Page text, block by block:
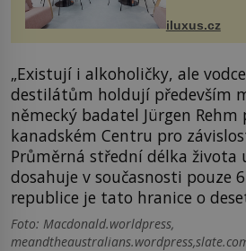
budov Media...
iluxus.cz
„Existují i alkoholičky, ale
destilátům holdují především
německý badatel Jürgen Rehm
kanadském Centru pro
Průměrná střední délka života
dosahuje v současnosti pouze
republice je tato hranice o
Foto: Macdonald.worldpress,